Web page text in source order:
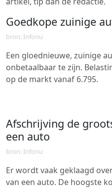
Goedkope zuinige
bron: Infonu
Een gloednieuwe, zuinige
onbetaalbaar te zijn.
op de markt vanaf 6.795.
Afschrijving de
een auto
bron: Infonu
Er wordt vaak geklaagd
van een auto. De hoogste